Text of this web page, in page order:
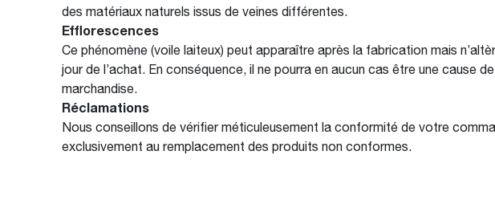
des matériaux naturels issus de veines différentes.
Efflorescences
Ce phénomène (voile laiteux) peut apparaître après la fabrication mais
jour de l’achat. En conséquence, il ne pourra en aucun cas être une cause
marchandise.
Réclamations
Nous conseillons de vérifier méticuleusement la conformité de votre
exclusivement au remplacement des produits non conformes.